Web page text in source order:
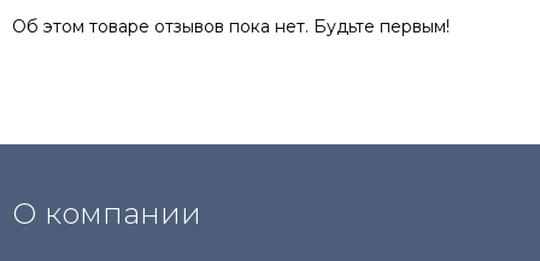
Об этом товаре отзывов пока нет. Будьте первым!
О компании